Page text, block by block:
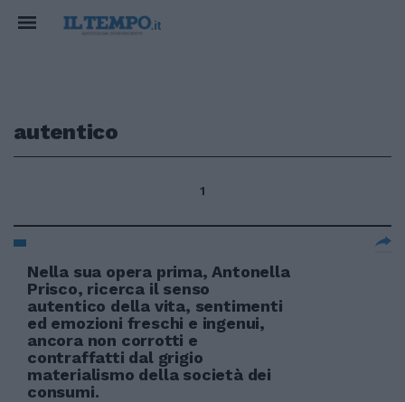
autentico
1
Nella sua opera prima, Antonella
Prisco, ricerca il senso
autentico della vita, sentimenti
ed emozioni freschi e ingenui,
ancora non corrotti e
contraffatti dal grigio
materialismo della società dei
consumi.